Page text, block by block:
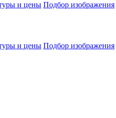
и цены Подбор изображения
и цены Подбор изображения